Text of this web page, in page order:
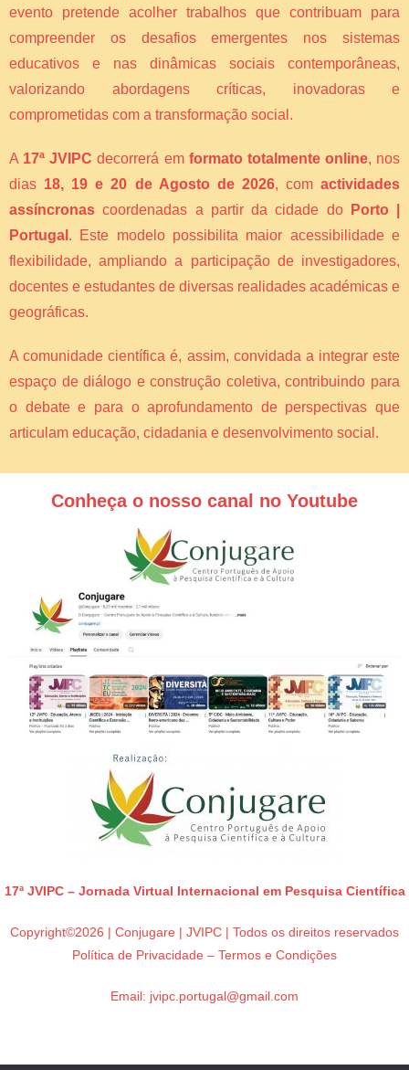
evento pretende acolher trabalhos que contribuam para
compreender os desafios emergentes nos sistemas
educativos e nas dinâmicas sociais contemporâneas,
valorizando abordagens críticas, inovadoras e
comprometidas com a transformação social.
A 17ª JVIPC decorrerá em formato totalmente online, nos
dias 18, 19 e 20 de Agosto de 2026, comactividades
assíncronas coordenadas a partir da cidade do
Porto |
Portugal . Este modelo possibilita maior acessibilidade e
flexibilidade, ampliando a participação de investigadores,
docentes e estudantes de diversas realidades académicas e
geográficas.
A comunidade científica é, assim, convidada a integrar este
espaço de diálogo e construção coletiva, contribuindo para
o debate e para o aprofundamento de perspectivas que
articulam educação, cidadania e desenvolvimento social.
Conheça o nosso canal no Youtube
17ª JVIPC – Jornada Virtual Internacional em Pesquisa Científica
Copyright©2026 | Conjugare | JVIPC | Todos os direitos reservados
Política de Privacidade – Termos e Condições
Email: jvipc.portugal@gmail.com